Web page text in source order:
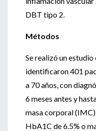
DBT tipo 2.
Métodos
Se realizó un
identificaron 401
a 70 años, con
6 meses antes y
masa corporal (IMC)
HbA1C de 6.5% o